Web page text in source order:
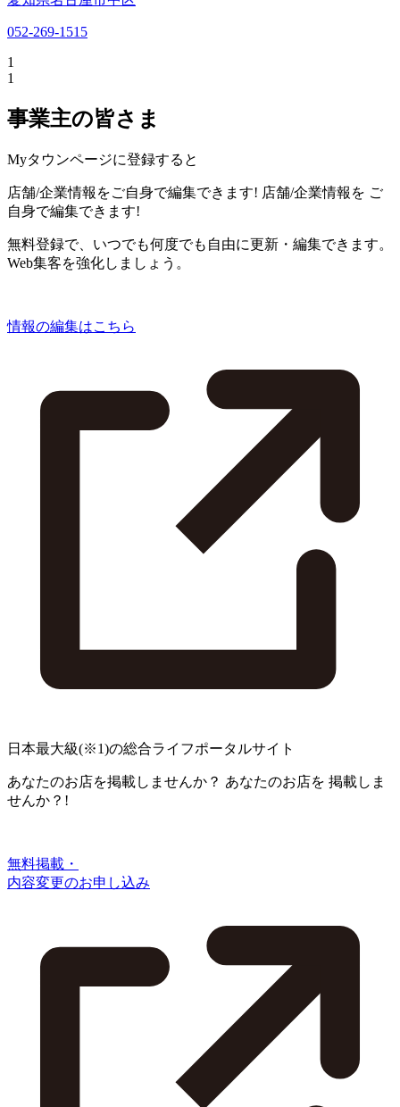
052-269-1515
1
1
事業主の皆さま
Myタウンページに登録すると
店舗/企業情報をご自身で編集できます! 店舗/企業情報を ご
自身で編集できます!
無料登録で、いつでも何度でも自由に更新・編集できます。
Web集客を強化しましょう。
情報の編集はこちら
日本最大級(※1)の総合ライフポータルサイト
あなたのお店を掲載しませんか？ あなたのお店を 掲載しま
せんか？!
無料掲載・
内容変更のお申し込み